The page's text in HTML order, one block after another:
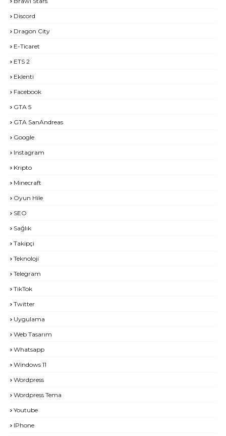
Discord
Dragon City
E-Ticaret
ETS 2
Eklenti
Facebook
GTA 5
GTA SanAndreas
Google
Instagram
Kripto
Minecraft
Oyun Hile
SEO
Sağlık
Takipçi
Teknoloji
Telegram
TikTok
Twitter
Uygulama
Web Tasarım
Whatsapp
Windows 11
Wordpress
Wordpress Tema
Youtube
IPhone